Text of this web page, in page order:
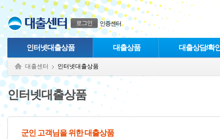
본문으로 바로가기
푸터 바로가기
로그인 인증센터
인터넷대출상품 대출상품 대출상담/확
대출센터 인터넷대출상품
인터넷대출상품
군인 고객님을 위한 대출상품